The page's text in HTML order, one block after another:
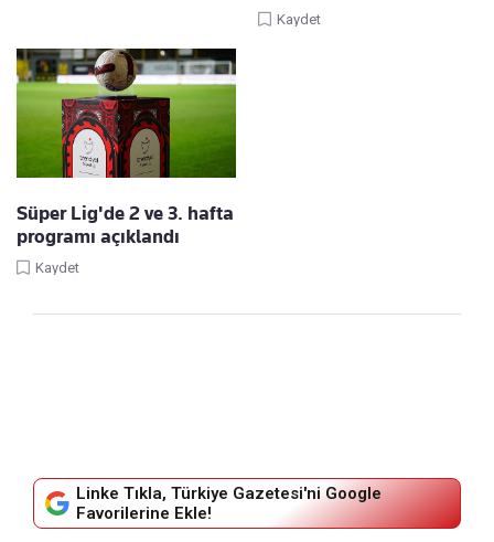
Kaydet
Süper Lig'de 2 ve 3. hafta
programı açıklandı
Kaydet
Linke Tıkla, Türkiye Gazetesi'ni Google
Favorilerine Ekle!